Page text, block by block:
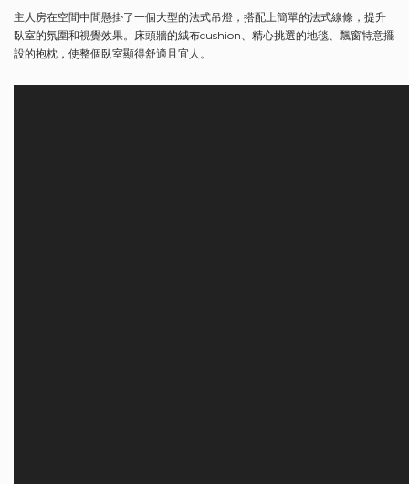
主人房在空間中間懸掛了一個大型的法式吊燈，搭配上簡單的法式線條，提升
臥室的氛圍和視覺效果。床頭牆的絨布cushion、精心挑選的地毯、飄窗特意擺
設的抱枕，使整個臥室顯得舒適且宜人。